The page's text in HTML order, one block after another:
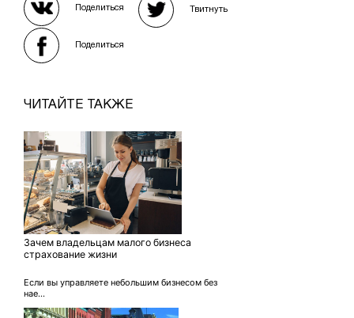
Поделиться Твитнуть
Поделиться
ЧИТАЙТЕ ТАКЖЕ
Зачем владельцам малого бизнеса
страхование жизни
Если вы управляете небольшим бизнесом без
нае...